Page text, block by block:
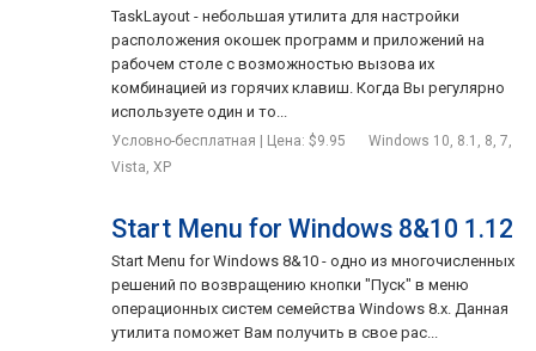
TaskLayout - небольшая утилита для настройки
расположения окошек программ и приложений на
рабочем столе с возможностью вызова их
комбинацией из горячих клавиш. Когда Вы регулярно
используете один и то...
Условно-бесплатная | Цена: $9.95
Windows 10, 8.1, 8, 7,
Vista, XP
Start Menu for Windows 8&10 1.12
Start Menu for Windows 8&10 - одно из многочисленных
решений по возвращению кнопки "Пуск" в меню
операционных систем семейства Windows 8.x. Данная
утилита поможет Вам получить в свое рас...